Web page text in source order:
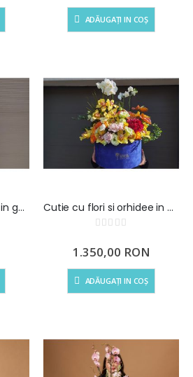
ADĂUGAȚI IN COȘ
Aranjament cu plante in ghiveci si trandafiri rosii Cutie cu flori si orhidee in ghiveci
Rating:
1.350,00 RON
ADĂUGAȚI IN COȘ